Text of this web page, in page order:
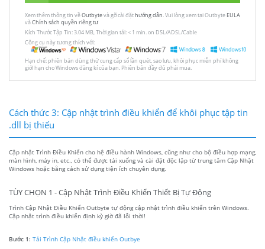
Xem thêm thông tin vềOutbytevà gỡ cài đặthướng dẫn. Vui lòng xem tại Outbyte EULA
vàChính sách quyền riêng tư
Kích Thước Tập Tin: 3.04 MB, Thời gian tải: < 1 min. on DSL/ADSL/Cable
Công cụ này tương thích với:
Hạn chế: phiên bản dùng thử cung cấp số lần quét, sao lưu, khôi phục miễn phí không
giới hạn cho Windows đăng kí của bạn. Phiên bản đầy đủ phải mua.
Cách thức 3: Cập nhật trình điều khiển để khôi phục tập tin
.dll bị thiếu
Cập nhật Trình Điều Khiển cho hệ điều hành Windows, cũng như cho bộ điều hợp mạng,
màn hình, máy in, etc., có thể được tải xuống và cài đặt độc lập từ trung tâm Cập Nhật
Windows hoặc bằng cách sử dụng tiện ích chuyên dụng.
TÙY CHỌN 1 - Cập Nhật Trình Điều Khiển Thiết Bị Tự Động
Trình Cập Nhật Điều Khiển Outbyte tự động cập nhật trình điều khiển trên Windows.
Cập nhật trình điều khiển định kỳ giờ đã lỗi thời!
Bước 1: Tải Trình Cập Nhật điều khiển Outbye